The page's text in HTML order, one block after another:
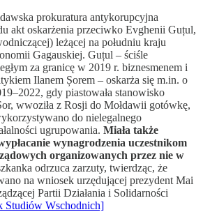
prokuratura antykorupcyjna
akt oskarżenia przeciwko Evghenii Guțul,
leżącej na południu kraju
Gagauskiej. Guțul – ściśle
za granicę w 2019 r. biznesmenem i
Ilanem Șorem – oskarża się m.in. o
gdy piastowała stanowisko
wwoziła z Rosji do Mołdawii gotówkę,
do nielegalnego
ugrupowania. Miała także
wynagrodzenia uczestnikom
organizowanych przez nie w
odrzuca zarzuty, twierdząc, że
na wniosek urzędującej prezydent Mai
Partii Działania i Solidarności
Studiów Wschodnich]